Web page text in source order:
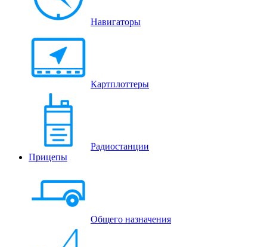
Навигаторы
Картплоттеры
Радиостанции
Прицепы
Общего назначения